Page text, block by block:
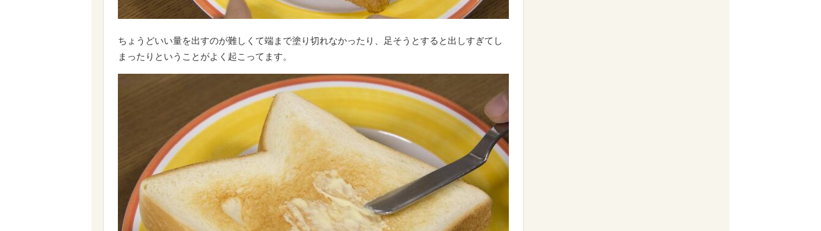
ちょうどいい量を出すのが難しくて端まで塗り切れなかったり、足そうとすると出しすぎてし
まったりということがよく起こってます。